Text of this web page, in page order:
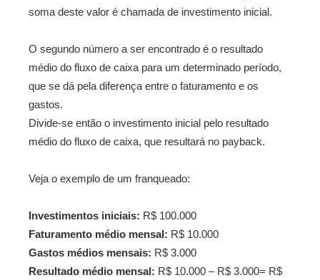
soma deste valor é chamada de investimento inicial.
O segundo número a ser encontrado é o resultado
médio do fluxo de caixa para um determinado período,
que se dá pela diferença entre o faturamento e os
gastos.
Divide-se então o investimento inicial pelo resultado
médio do fluxo de caixa, que resultará no payback.
Veja o exemplo de um franqueado:
Investimentos iniciais: R$ 100.000
Faturamento médio mensal: R$ 10.000
Gastos médios mensais: R$ 3.000
Resultado médio mensal: R$ 10.000 – R$ 3.000= R$